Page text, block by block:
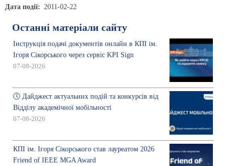
Дата події 2011-02-22
Останні матеріали сайту
Інструкція подачі документів онлайн в КПІ ім.
Ігоря Сікорського через сервіс KPI Sign
07-08-2026
🕔 Дайджест актуальних подій та конкурсів від
Відділу академічної мобільності
07-08-2026
КПІ ім. Ігоря Сікорського став лауреатом 2026
Friend of IEEE MGA Award